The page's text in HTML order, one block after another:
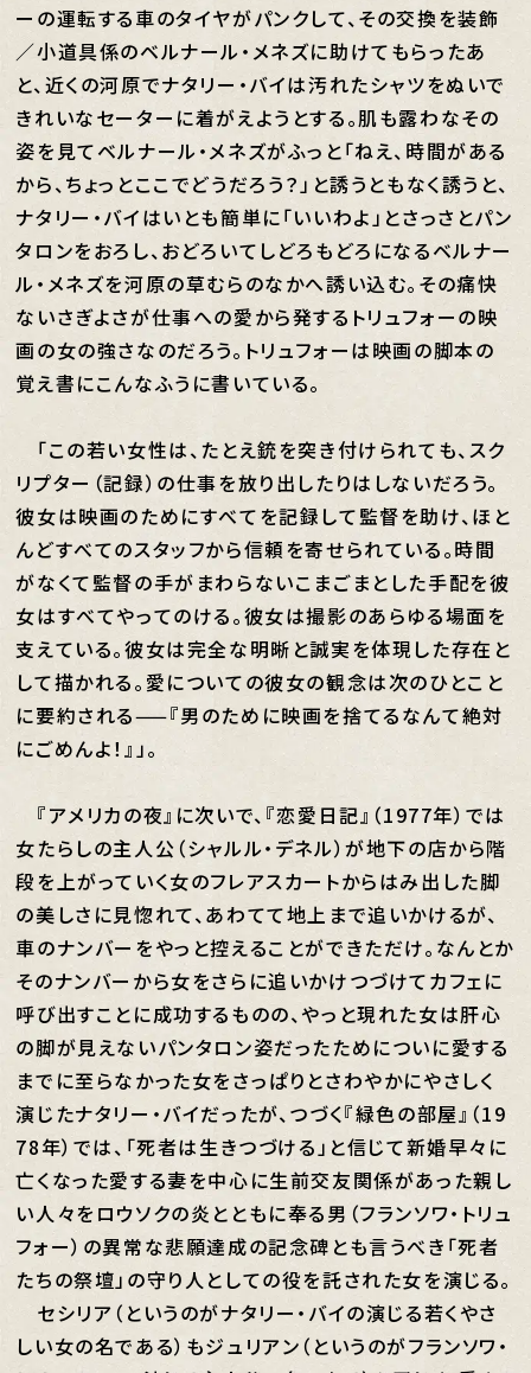
ーの運転する車のタイヤがパンクして、その交換を装飾
／小道具係のベルナール・メネズに助けてもらったあ
と、近くの河原でナタリー・バイは汚れたシャツをぬいで
きれいなセーターに着がえようとする。肌も露わなその
姿を見てベルナール・メネズがふっと「ねえ、時間がある
から、ちょっとここでどうだろう？」と誘うともなく誘うと、
ナタリー・バイはいとも簡単に「いいわよ」とさっさとパン
タロンをおろし、おどろいてしどろもどろになるベルナー
ル・メネズを河原の草むらのなかへ誘い込む。その痛快
ないさぎよさが仕事への愛から発するトリュフォーの映
画の女の強さなのだろう。トリュフォーは映画の脚本の
覚え書にこんなふうに書いている。
「この若い女性は、たとえ銃を突き付けられても、スク
リプター（記録）の仕事を放り出したりはしないだろう。
彼女は映画のためにすべてを記録して監督を助け、ほと
んどすべてのスタッフから信頼を寄せられている。時間
がなくて監督の手がまわらないこまごまとした手配を彼
女はすべてやってのける。彼女は撮影のあらゆる場面を
支えている。彼女は完全な明晰と誠実を体現した存在と
して描かれる。愛についての彼女の観念は次のひとこと
に要約される——『男のために映画を捨てるなんて絶対
にごめんよ！』」。
『アメリカの夜』に次いで、『恋愛日記』（1977年）では
女たらしの主人公（シャルル・デネル）が地下の店から階
段を上がっていく女のフレアスカートからはみ出した脚
の美しさに見惚れて、あわてて地上まで追いかけるが、
車のナンバーをやっと控えることができただけ。なんとか
そのナンバーから女をさらに追いかけつづけてカフェに
呼び出すことに成功するものの、やっと現れた女は肝心
の脚が見えないパンタロン姿だったためについに愛する
までに至らなかった女をさっぱりとさわやかにやさしく
演じたナタリー・バイだったが、つづく『緑色の部屋』（19
78年）では、「死者は生きつづける」と信じて新婚早々に
亡くなった愛する妻を中心に生前交友関係があった親し
い人々をロウソクの炎とともに奉る男（フランソワ・トリュ
フォー）の異常な悲願達成の記念碑とも言うべき「死者
たちの祭壇」の守り人としての役を託された女を演じる。
セシリア（というのがナタリー・バイの演じる若くやさ
しい女の名である）もジュリアン（というのがフランソワ・